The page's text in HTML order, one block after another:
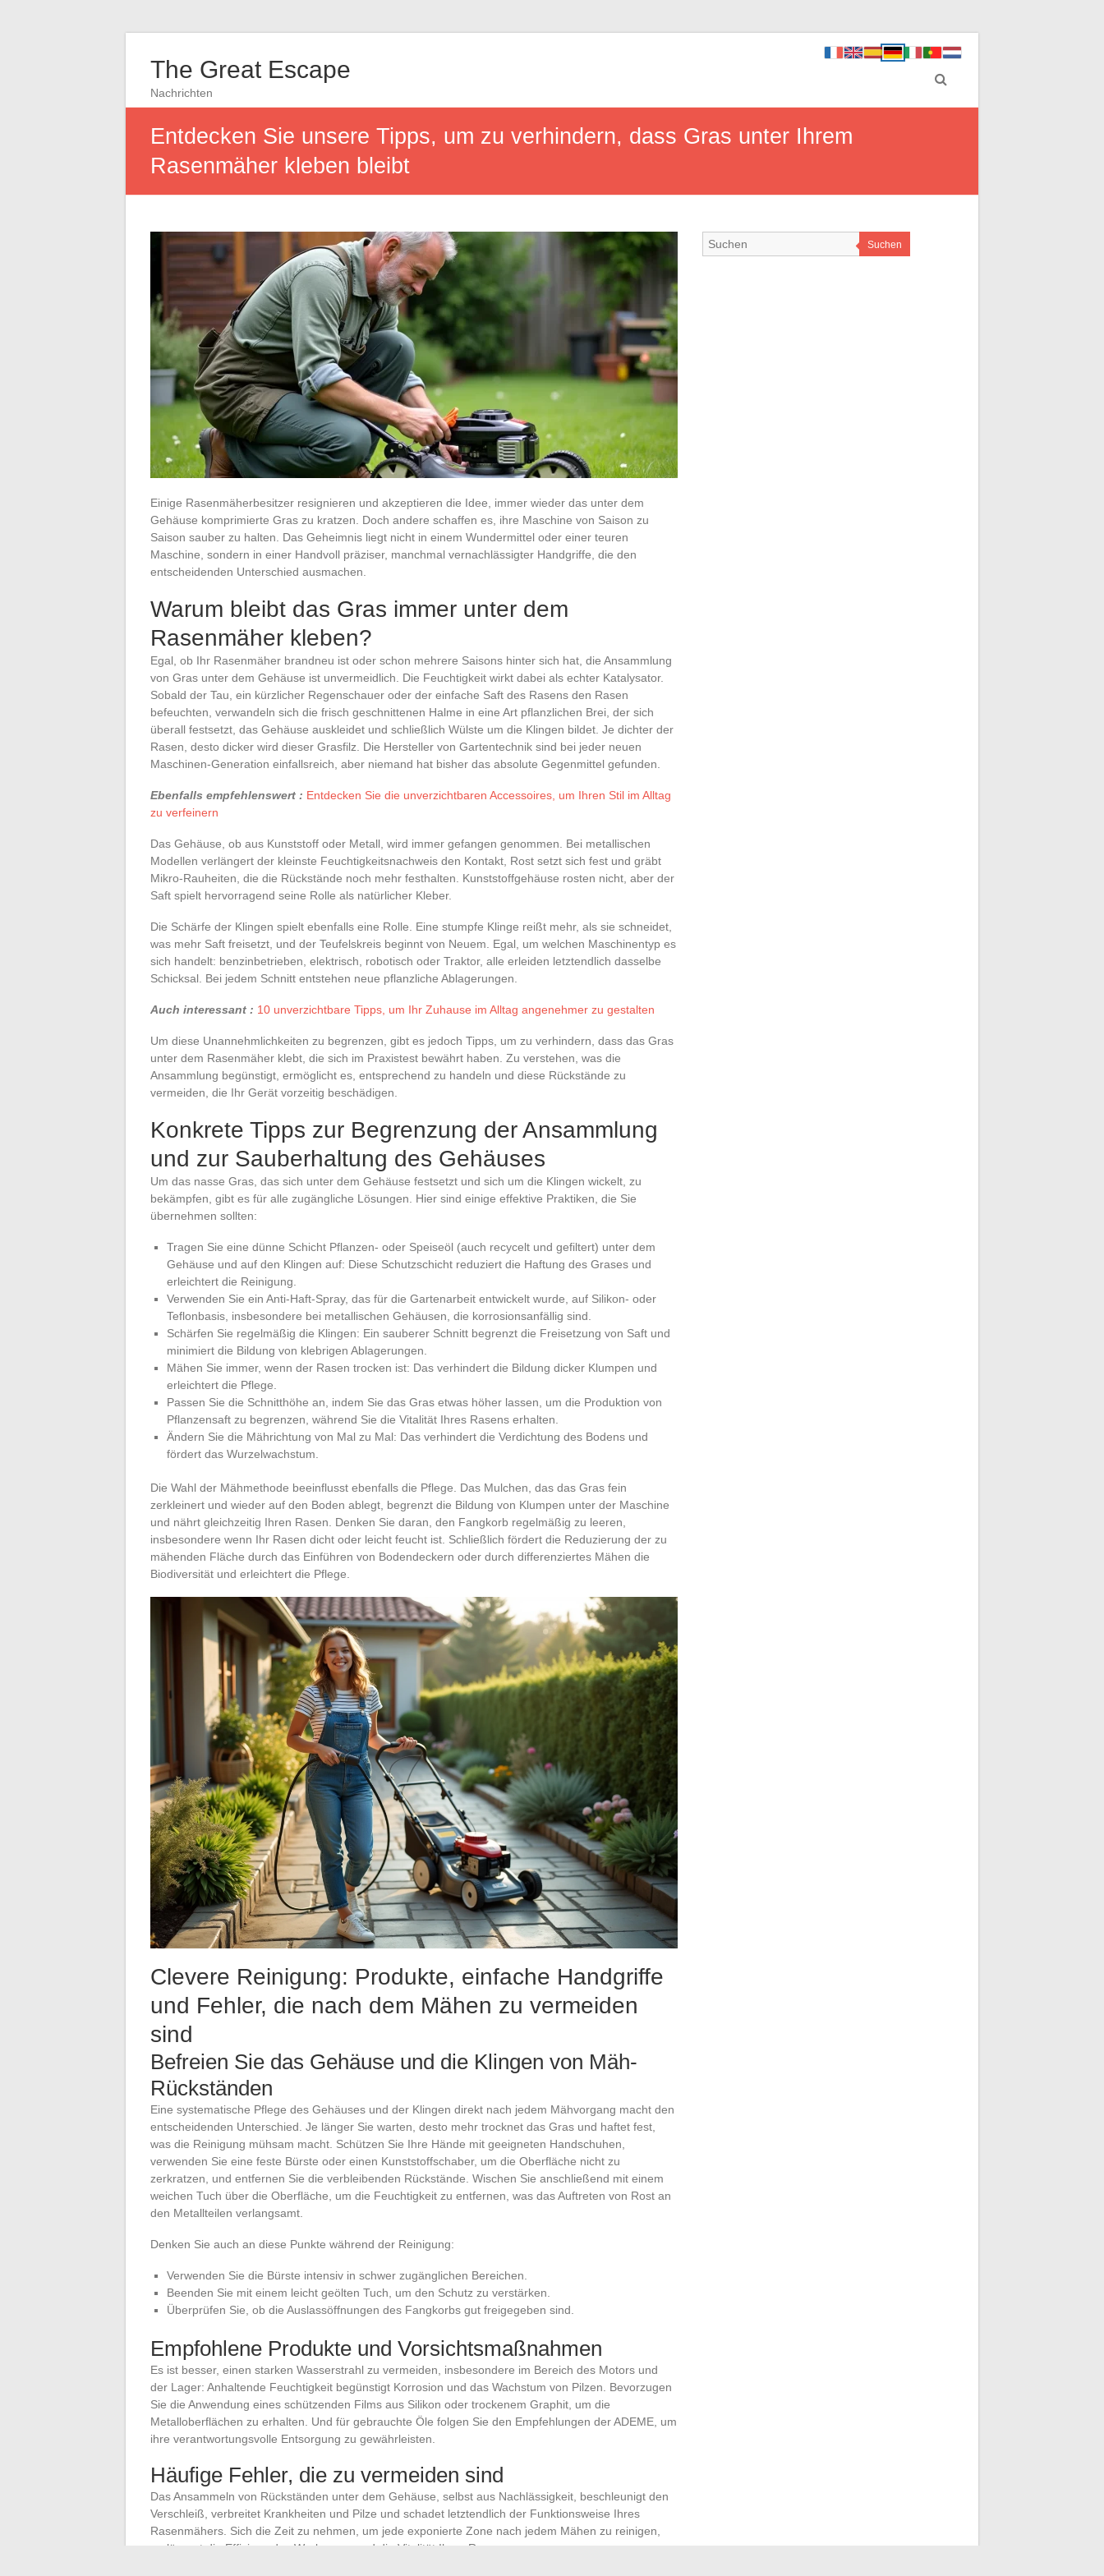
The Great Escape
Nachrichten
Entdecken Sie unsere Tipps, um zu verhindern, dass Gras unter Ihrem
Rasenmäher kleben bleibt
Einige Rasenmäherbesitzer resignieren und akzeptieren die Idee, immer wieder das unter dem
Gehäuse komprimierte Gras zu kratzen. Doch andere schaffen es, ihre Maschine von Saison zu
Saison sauber zu halten. Das Geheimnis liegt nicht in einem Wundermittel oder einer teuren
Maschine, sondern in einer Handvoll präziser, manchmal vernachlässigter Handgriffe, die den
entscheidenden Unterschied ausmachen.
Warum bleibt das Gras immer unter dem
Rasenmäher kleben?
Egal, ob Ihr Rasenmäher brandneu ist oder schon mehrere Saisons hinter sich hat, die Ansammlung
von Gras unter dem Gehäuse ist unvermeidlich. Die Feuchtigkeit wirkt dabei als echter Katalysator.
Sobald der Tau, ein kürzlicher Regenschauer oder der einfache Saft des Rasens den Rasen
befeuchten, verwandeln sich die frisch geschnittenen Halme in eine Art pflanzlichen Brei, der sich
überall festsetzt, das Gehäuse auskleidet und schließlich Wülste um die Klingen bildet. Je dichter der
Rasen, desto dicker wird dieser Grasfilz. Die Hersteller von Gartentechnik sind bei jeder neuen
Maschinen-Generation einfallsreich, aber niemand hat bisher das absolute Gegenmittel gefunden.
Ebenfalls empfehlenswert : Entdecken Sie die unverzichtbaren Accessoires, um Ihren Stil im Alltag
zu verfeinern
Das Gehäuse, ob aus Kunststoff oder Metall, wird immer gefangen genommen. Bei metallischen
Modellen verlängert der kleinste Feuchtigkeitsnachweis den Kontakt, Rost setzt sich fest und gräbt
Mikro-Rauheiten, die die Rückstände noch mehr festhalten. Kunststoffgehäuse rosten nicht, aber der
Saft spielt hervorragend seine Rolle als natürlicher Kleber.
Die Schärfe der Klingen spielt ebenfalls eine Rolle. Eine stumpfe Klinge reißt mehr, als sie schneidet,
was mehr Saft freisetzt, und der Teufelskreis beginnt von Neuem. Egal, um welchen Maschinentyp es
sich handelt: benzinbetrieben, elektrisch, robotisch oder Traktor, alle erleiden letztendlich dasselbe
Schicksal. Bei jedem Schnitt entstehen neue pflanzliche Ablagerungen.
Auch interessant : 10 unverzichtbare Tipps, um Ihr Zuhause im Alltag angenehmer zu gestalten
Um diese Unannehmlichkeiten zu begrenzen, gibt es jedoch Tipps, um zu verhindern, dass das Gras
unter dem Rasenmäher klebt, die sich im Praxistest bewährt haben. Zu verstehen, was die
Ansammlung begünstigt, ermöglicht es, entsprechend zu handeln und diese Rückstände zu
vermeiden, die Ihr Gerät vorzeitig beschädigen.
Konkrete Tipps zur Begrenzung der Ansammlung
und zur Sauberhaltung des Gehäuses
Um das nasse Gras, das sich unter dem Gehäuse festsetzt und sich um die Klingen wickelt, zu
bekämpfen, gibt es für alle zugängliche Lösungen. Hier sind einige effektive Praktiken, die Sie
übernehmen sollten:
Tragen Sie eine dünne Schicht Pflanzen- oder Speiseöl (auch recycelt und gefiltert) unter dem
Gehäuse und auf den Klingen auf: Diese Schutzschicht reduziert die Haftung des Grases und
erleichtert die Reinigung.
Verwenden Sie ein Anti-Haft-Spray, das für die Gartenarbeit entwickelt wurde, auf Silikon- oder
Teflonbasis, insbesondere bei metallischen Gehäusen, die korrosionsanfällig sind.
Schärfen Sie regelmäßig die Klingen: Ein sauberer Schnitt begrenzt die Freisetzung von Saft und
minimiert die Bildung von klebrigen Ablagerungen.
Mähen Sie immer, wenn der Rasen trocken ist: Das verhindert die Bildung dicker Klumpen und
erleichtert die Pflege.
Passen Sie die Schnitthöhe an, indem Sie das Gras etwas höher lassen, um die Produktion von
Pflanzensaft zu begrenzen, während Sie die Vitalität Ihres Rasens erhalten.
Ändern Sie die Mährichtung von Mal zu Mal: Das verhindert die Verdichtung des Bodens und
fördert das Wurzelwachstum.
Die Wahl der Mähmethode beeinflusst ebenfalls die Pflege. Das Mulchen, das das Gras fein
zerkleinert und wieder auf den Boden ablegt, begrenzt die Bildung von Klumpen unter der Maschine
und nährt gleichzeitig Ihren Rasen. Denken Sie daran, den Fangkorb regelmäßig zu leeren,
insbesondere wenn Ihr Rasen dicht oder leicht feucht ist. Schließlich fördert die Reduzierung der zu
mähenden Fläche durch das Einführen von Bodendeckern oder durch differenziertes Mähen die
Biodiversität und erleichtert die Pflege.
Clevere Reinigung: Produkte, einfache Handgriffe
und Fehler, die nach dem Mähen zu vermeiden
sind
Befreien Sie das Gehäuse und die Klingen von Mäh-
Rückständen
Eine systematische Pflege des Gehäuses und der Klingen direkt nach jedem Mähvorgang macht den
entscheidenden Unterschied. Je länger Sie warten, desto mehr trocknet das Gras und haftet fest,
was die Reinigung mühsam macht. Schützen Sie Ihre Hände mit geeigneten Handschuhen,
verwenden Sie eine feste Bürste oder einen Kunststoffschaber, um die Oberfläche nicht zu
zerkratzen, und entfernen Sie die verbleibenden Rückstände. Wischen Sie anschließend mit einem
weichen Tuch über die Oberfläche, um die Feuchtigkeit zu entfernen, was das Auftreten von Rost an
den Metallteilen verlangsamt.
Denken Sie auch an diese Punkte während der Reinigung:
Verwenden Sie die Bürste intensiv in schwer zugänglichen Bereichen.
Beenden Sie mit einem leicht geölten Tuch, um den Schutz zu verstärken.
Überprüfen Sie, ob die Auslassöffnungen des Fangkorbs gut freigegeben sind.
Empfohlene Produkte und Vorsichtsmaßnahmen
Es ist besser, einen starken Wasserstrahl zu vermeiden, insbesondere im Bereich des Motors und
der Lager: Anhaltende Feuchtigkeit begünstigt Korrosion und das Wachstum von Pilzen. Bevorzugen
Sie die Anwendung eines schützenden Films aus Silikon oder trockenem Graphit, um die
Metalloberflächen zu erhalten. Und für gebrauchte Öle folgen Sie den Empfehlungen der ADEME, um
ihre verantwortungsvolle Entsorgung zu gewährleisten.
Häufige Fehler, die zu vermeiden sind
Das Ansammeln von Rückständen unter dem Gehäuse, selbst aus Nachlässigkeit, beschleunigt den
Verschleiß, verbreitet Krankheiten und Pilze und schadet letztendlich der Funktionsweise Ihres
Rasenmähers. Sich die Zeit zu nehmen, um jede exponierte Zone nach jedem Mähen zu reinigen,
verlängert die Effizienz des Werkzeugs und die Vitalität Ihres Rasens.
Suchen